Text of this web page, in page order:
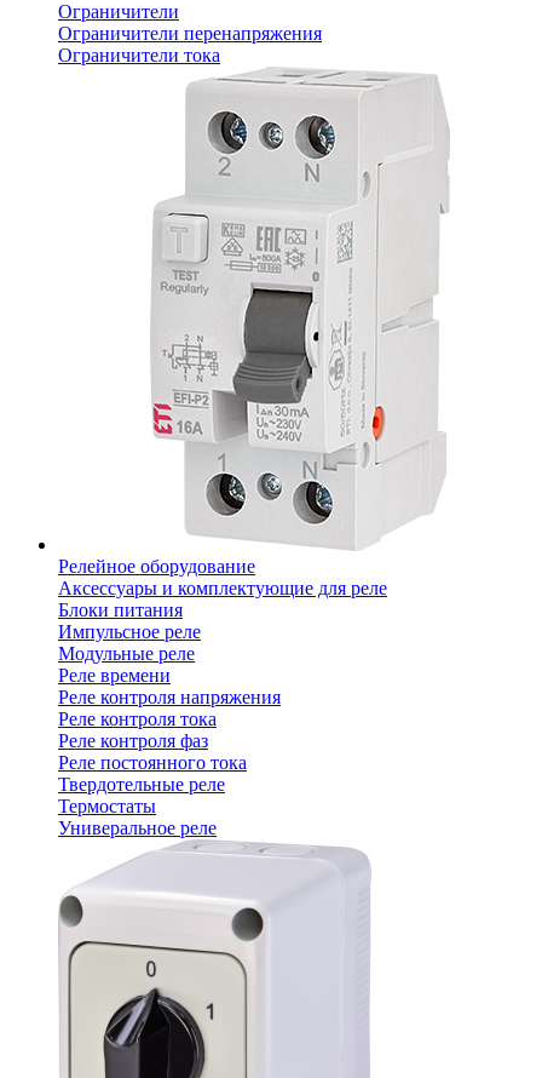
Ограничители
Ограничители перенапряжения
Ограничители тока
Релейное оборудование
Аксессуары и комплектующие для реле
Блоки питания
Импульсное реле
Модульные реле
Реле времени
Реле контроля напряжения
Реле контроля тока
Реле контроля фаз
Реле постоянного тока
Твердотельные реле
Термостаты
Универальное реле